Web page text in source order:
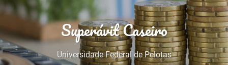
Superávit Caseiro
Universidade Federal de Pelotas